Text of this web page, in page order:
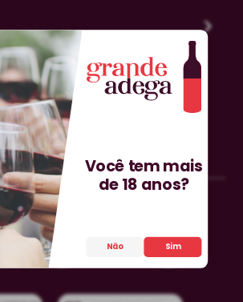
Você tem mais
de 18 anos?
Não Sim